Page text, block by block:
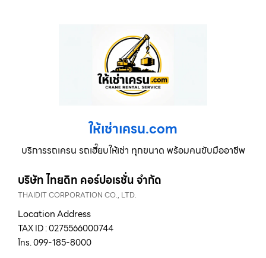
ให้เช่าเครน.com
บริการรถเครน รถเฮี๊ยบให้เช่า ทุกขนาด พร้อมคนขับมืออาชีพ
บริษัท ไทยดิท คอร์ปอเรชั่น จำกัด
THAIDIT CORPORATION CO., LTD.
Location Address
TAX ID : 0275566000744
โทร. 099-185-8000